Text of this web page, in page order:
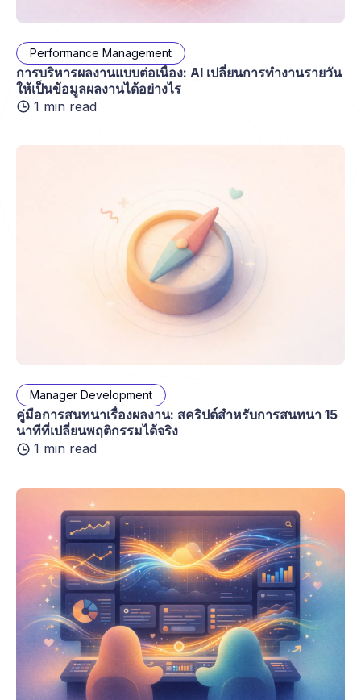
Performance Management
การบริหารผลงานแบบต่อเนื่อง: AI เปลี่ยนการทำงานรายวัน
ให้เป็นข้อมูลผลงานได้อย่างไร
1 min read
Manager Development
คู่มือการสนทนาเรื่องผลงาน: สคริปต์สำหรับการสนทนา 15
นาทีที่เปลี่ยนพฤติกรรมได้จริง
1 min read